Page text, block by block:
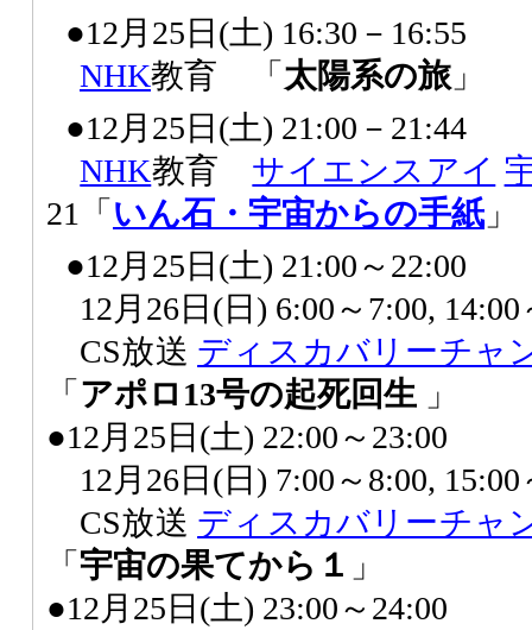
●12月25日(土) 16:30－16:55
NHK教育 「 太陽系の旅 」
●12月25日(土) 21:00－21:44
NHK教育 サイエンスアイ
21「 いん石・宇宙からの手紙」
●12月25日(土) 21:00～22:00
12月26日(日) 6:00～7:00,
CS放送 ディスカバリーチャ
「 アポロ13号の起死回生 」
●12月25日(土) 22:00～23:00
12月26日(日) 7:00～8:00,
CS放送 ディスカバリーチャ
「 宇宙の果てから１ 」
●12月25日(土) 23:00～24:00